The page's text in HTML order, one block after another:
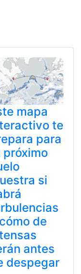
mapa
te
para
próximo
si
de
antes
despegar